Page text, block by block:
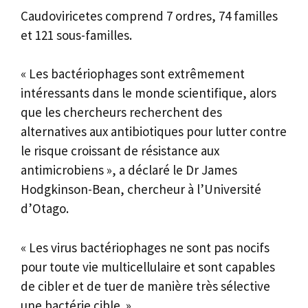
Caudoviricetes comprend 7 ordres, 74 familles
et 121 sous-familles.
« Les bactériophages sont extrêmement
intéressants dans le monde scientifique, alors
que les chercheurs recherchent des
alternatives aux antibiotiques pour lutter contre
le risque croissant de résistance aux
antimicrobiens », a déclaré le Dr James
Hodgkinson-Bean, chercheur à l’Université
d’Otago.
« Les virus bactériophages ne sont pas nocifs
pour toute vie multicellulaire et sont capables
de cibler et de tuer de manière très sélective